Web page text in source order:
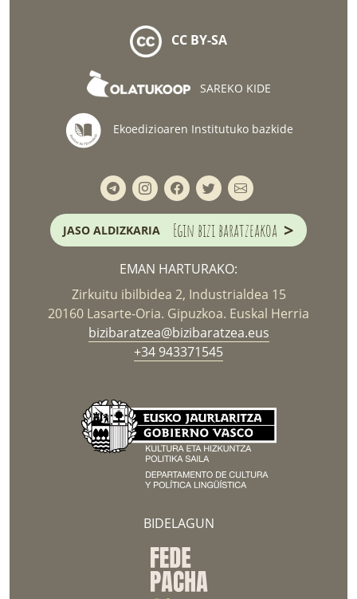
CC BY-SA
SAREKO KIDE
Ekoedizioaren Institutuko bazkide
JASO ALDIZKARIA Egin bizi baratzeakoa >
EMAN HARTURAKO:
Zirkuitu ibilbidea 2, Industrialdea 15
20160 Lasarte-Oria. Gipuzkoa. Euskal Herria
bizibaratzea@bizibaratzea.eus
+34 943371545
BIDELAGUN